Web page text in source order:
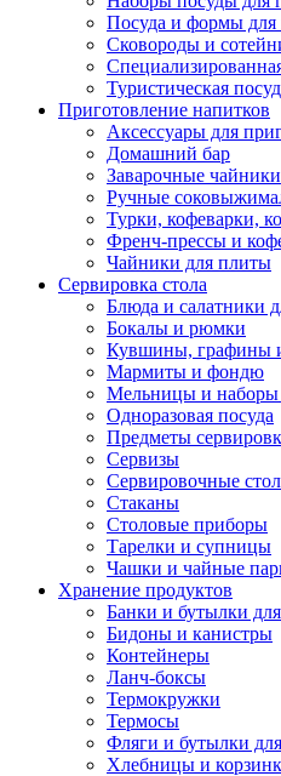
Посуда и формы для
Сковороды и
Туристическая
Приготовление напитков
Аксессуары для
Домашний бар
Заварочные чайники
Ручные
Турки, кофеварки,
Френч-прессы и
Чайники для плиты
Сервировка стола
Блюда и салатники
Бокалы и рюмки
Кувшины, графины
Мармиты и фондю
Мельницы и наборы
Одноразовая посуда
Предметы
Сервизы
Сервировочные
Стаканы
Столовые приборы
Тарелки и супницы
Чашки и чайные
Хранение продуктов
Банки и бутылки
Бидоны и канистры
Контейнеры
Ланч-боксы
Термокружки
Термосы
Фляги и бутылки
Хлебницы и